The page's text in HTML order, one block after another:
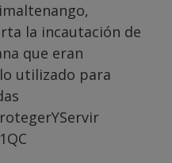
la incautación de
que eran
utilizado para